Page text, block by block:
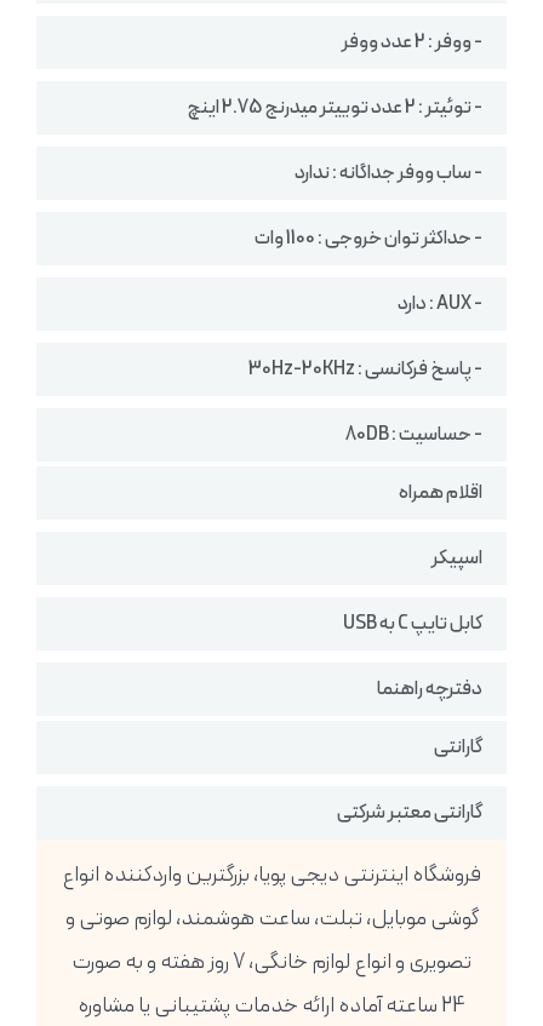
- ووفر : 2 عدد ووفر
- توئیتر : 2 عدد توییتر میدرنج 2.75 اینچ
- ساب ووفر جداگانه : ندارد
- حداکثر توان خروجی : 1100 وات
- AUX : دارد
- پاسخ فرکانسی : 30Hz-20KHz
- حساسیت : 80DB
اقلام همراه
اسپیکر
کابل تایپ C به USB
دفترچه راهنما
گارانتی
گارانتی معتبر شرکتی
فروشگاه اینترنتی دیجی پویا، بزرگترین واردکننده انواع
گوشی موبایل، تبلت، ساعت هوشمند، لوازم صوتی و
تصویری و انواع لوازم خانگی، 7 روز هفته و به صورت
24 ساعته آماده ارائه خدمات پشتیبانی یا مشاوره